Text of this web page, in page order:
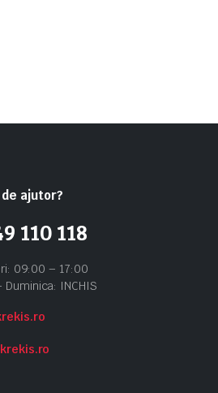
ajutor?
110 118
09:00 – 17:00
INCHIS